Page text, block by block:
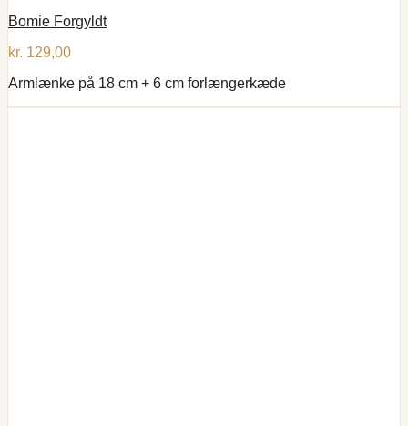
Bomie Forgyldt
kr. 129,00
Armlænke på 18 cm + 6 cm forlængerkæde